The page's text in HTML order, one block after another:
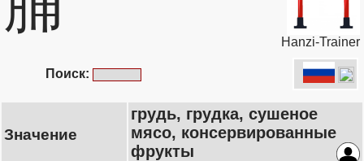
Hanzi-Trainer
Поиск:
Значение
грудь, грудка, сушеное
мясо, консервированные
фрукты